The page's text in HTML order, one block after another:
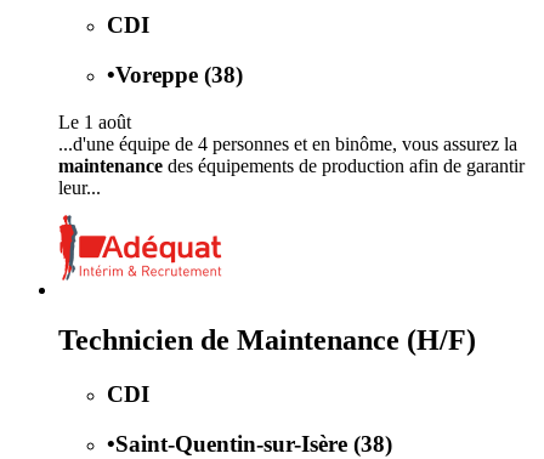
CDI
•Voreppe (38)
Le 1 août
...d'une équipe de 4 personnes et en binôme, vous assurez la
maintenance des équipements de production afin de garantir
leur...
Technicien de Maintenance (H/F)
CDI
•Saint-Quentin-sur-Isère (38)